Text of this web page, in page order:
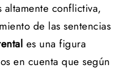
conflictiva,
de las sentencias
es una figura
en cuenta que según